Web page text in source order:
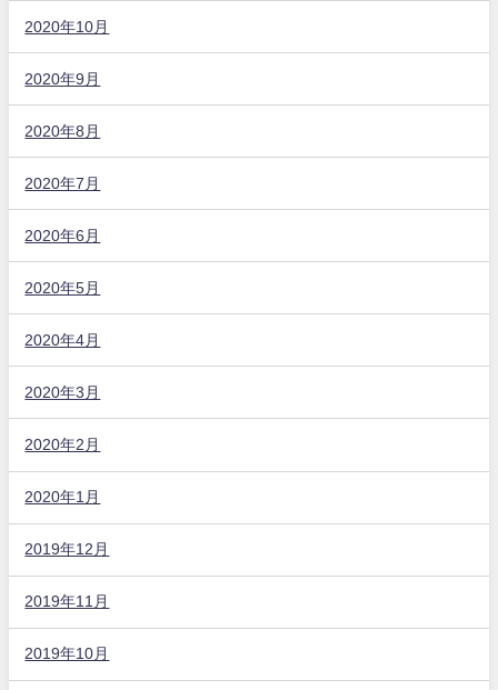
2020年10月
2020年9月
2020年8月
2020年7月
2020年6月
2020年5月
2020年4月
2020年3月
2020年2月
2020年1月
2019年12月
2019年11月
2019年10月